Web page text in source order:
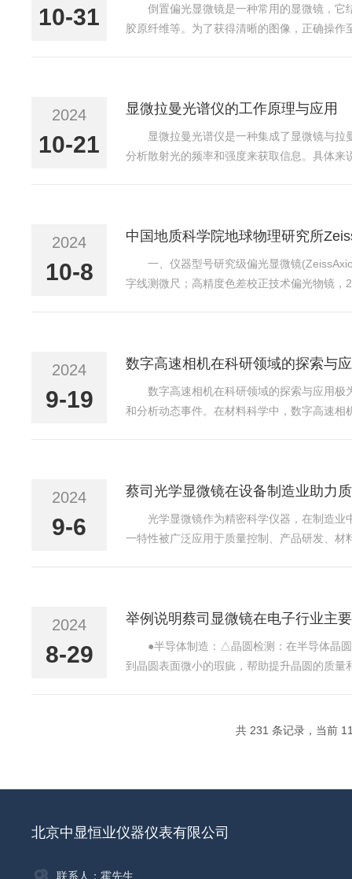
10-31
倒置偏光显微镜是一种常用的显微镜，
胶原纤维等。为了获得清晰的图像，正确操
2024
10-21
显微拉曼光谱仪的工作原理与应用
显微拉曼光谱仪是一种集成了显微镜与
分析散射光的频率和强度来获取信息。具体
2024
10-8
中国地质科学院地球物理研究所
一、仪器型号研究级偏光显微镜
字线测微尺；高精度色差校正技术偏光物镜
2024
9-19
数字高速相机在科研领域的探索与
数字高速相机在科研领域的探索与应用
和分析动态事件。在材料科学中，数字高速
2024
9-6
蔡司光学显微镜在设备制造业助力
光学显微镜作为精密科学仪器，在制造
一特性被广泛应用于质量控制、产品研发、
2024
8-29
举例说明蔡司显微镜在电子行业主
●半导体制造：△晶圆检测：在半导体晶
到晶圆表面微小的瑕疵，帮助提升晶圆的质
共 231 条记录，当前
北京中显恒业仪器仪表有限公司
联系人：霍先生